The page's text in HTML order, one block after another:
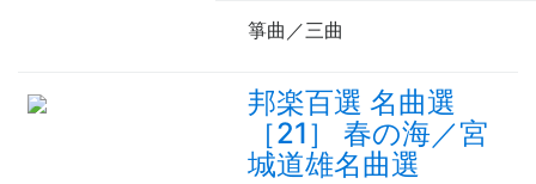
箏曲／三曲
邦楽百選 名曲選
［21］ 春の海／宮
城道雄名曲選